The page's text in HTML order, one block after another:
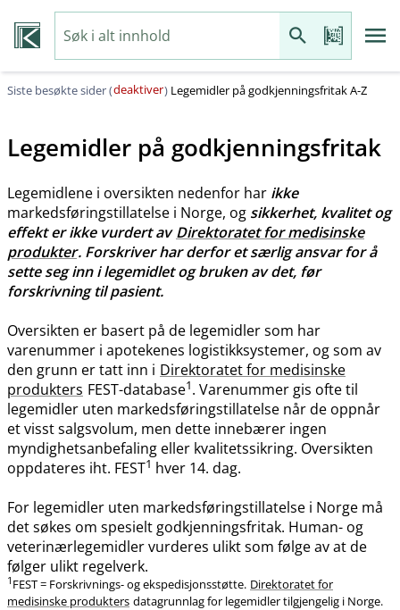
Siste besøkte sider (deaktiver) Legemidler på godkjenningsfritak A-Z
Legemidler på godkjenningsfritak
Legemidlene i oversikten nedenfor har ikke
markedsføringstillatelse i Norge, og sikkerhet, kvalitet og
effekt er ikke vurdert avDirektoratet for medisinske
produkter. Forskriver har derfor et særlig ansvar for å
sette seg inn i legemidlet og bruken av det, før
forskrivning til pasient.
Oversikten er basert på de legemidler som har
varenummer i apotekenes logistikksystemer, og som av
den grunn er tatt inn i Direktoratet for medisinske
produkters FEST-database1. Varenummer gis ofte til
legemidler uten markedsføringstillatelse når de oppnår
et visst salgsvolum, men dette innebærer ingen
myndighetsanbefaling eller kvalitetssikring. Oversikten
oppdateres iht. FEST1 hver 14. dag.
For legemidler uten markedsføringstillatelse i Norge må
det søkes om spesielt godkjenningsfritak. Human- og
veterinærlegemidler vurderes ulikt som følge av at de
følger ulikt regelverk.
1 FEST = Forskrivnings- og ekspedisjonsstøtte. Direktoratet for
medisinske produkters datagrunnlag for legemidler tilgjengelig i Norge.